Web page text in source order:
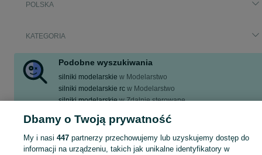
POLSKA
KATEGORIA
Podobne wyszukiwania
silniki modelarskie w Modelarstwo
silniki modelarskie rc w Modelarstwo
silniki modelarskie w Zdalnie sterowane
silniki modelarskie rc wAntyki i Kolekcje
Zobacz Więcej
Dbamy o Twoją prywatność
My i nasi 447partnerzy przechowujemy lub uzyskujemy dostęp do
informacji na urządzeniu, takich jak unikalne identyfikatory w